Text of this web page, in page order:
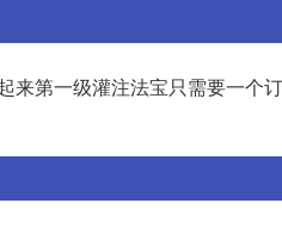
来第一级灌注法宝只需要一个